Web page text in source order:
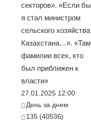
секторов». «Если бы
я стал министром
сельского хозяйства
Казахстана…». «Там
фамилии всех, кто
был приближен к
власти»
27.01.2025 12:00
День за днем
135 (40536)